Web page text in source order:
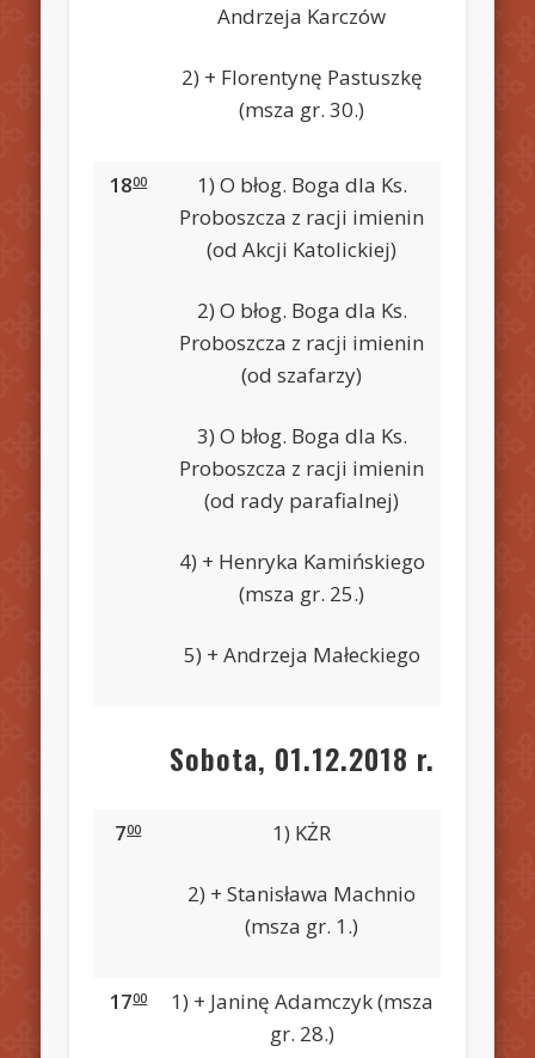
Andrzeja Karczów
2) + Florentynę Pastuszkę
(msza gr. 30.)
1800
1) O błog. Boga dla Ks.
Proboszcza z racji imienin
(od Akcji Katolickiej)
2) O błog. Boga dla Ks.
Proboszcza z racji imienin
(od szafarzy)
3) O błog. Boga dla Ks.
Proboszcza z racji imienin
(od rady parafialnej)
4) + Henryka Kamińskiego
(msza gr. 25.)
5) + Andrzeja Małeckiego
Sobota, 01.12.2018 r.
700 1) KŻR
2) + Stanisława Machnio
(msza gr. 1.)
1700
1) + Janinę Adamczyk (msza
gr. 28.)